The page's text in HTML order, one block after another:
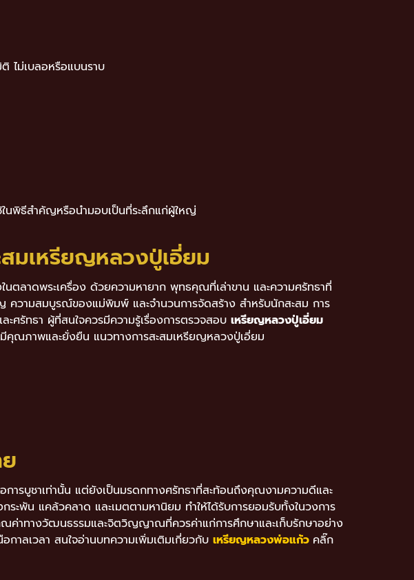
ไม่เบลอหรือแบนราบ
นพิธีสำคัญหรือนำมอบเป็นที่ระลึกแก่ผู้ใหญ่
สมเหรียญหลวงปู่เอี่ยม
นตลาดพระเครื่อง ด้วยความหายาก พุทธคุณที่เล่าขาน และความศรัทธาที่
ความสมบูรณ์ของแม่พิมพ์ และจำนวนการจัดสร้าง สำหรับนักสะสม การ
ศรัทธา ผู้ที่สนใจควรมีความรู้เรื่องการตรวจสอบ เหรียญหลวงปู่เอี่ยม
คุณภาพและยั่งยืน แนวทางการสะสมเหรียญหลวงปู่เอี่ยม
การบูชาเท่านั้น แต่ยังเป็นมรดกทางศรัทธาที่สะท้อนถึงคุณงามความดีและ
พัน แคล้วคลาด และเมตตามหานิยม ทำให้ได้รับการยอมรับทั้งในวงการ
ค่าทางวัฒนธรรมและจิตวิญญาณที่ควรค่าแก่การศึกษาและเก็บรักษาอย่าง
าลเวลา สนใจอ่านบทความเพิ่มเติมเกี่ยวกับ เหรียญหลวงพ่อแก้ว คลิ๊ก